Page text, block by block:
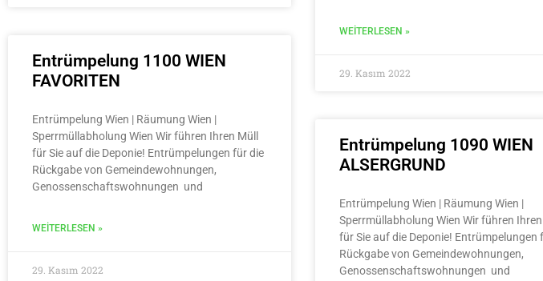
WEITERLESEN »
29. Kasım 2022
Entrümpelung 1100 WIEN
FAVORITEN
Entrümpelung Wien | Räumung Wien |
Sperrmüllabholung Wien Wir führen Ihren Müll
für Sie auf die Deponie! Entrümpelungen für die
Rückgabe von Gemeindewohnungen,
Genossenschaftswohnungen und
WEITERLESEN »
29. Kasım 2022
Entrümpelung 1090 WIEN
ALSERGRUND
Entrümpelung Wien | Räumung Wien |
Sperrmüllabholung Wien Wir führen Ihren
für Sie auf die Deponie! Entrümpelungen
Rückgabe von Gemeindewohnungen,
Genossenschaftswohnungen und